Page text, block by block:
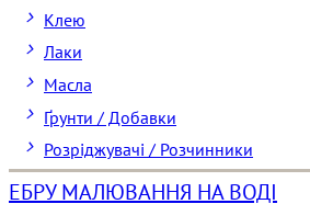
Клею
Лаки
Масла
Ґрунти / Добавки
Розріджувачі / Розчинники
ЕБРУ МАЛЮВАННЯ НА ВОДІ